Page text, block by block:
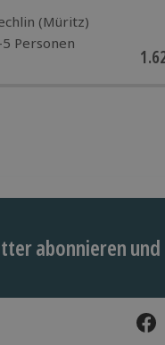
(Müritz)
Personen
abonnieren und